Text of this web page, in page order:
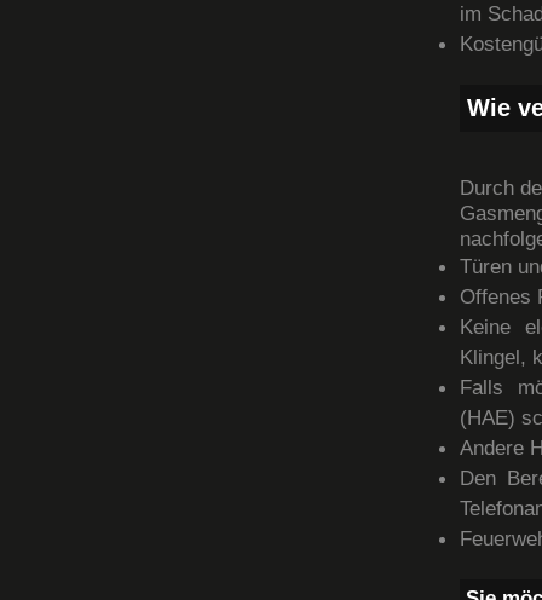
im
Wie
Durch
Türen
Offenes
Keine
Klingel,
Falls
(HAE)
Andere
Den